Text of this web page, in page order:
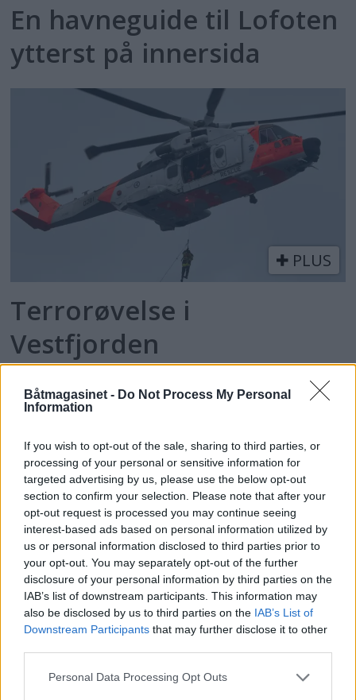
Båtmagasinet - Do Not Process My Personal
Information
If you wish to opt-out of the sale, sharing to third parties, or
processing of your personal or sensitive information for
targeted advertising by us, please use the below opt-out
section to confirm your selection. Please note that after your
opt-out request is processed you may continue seeing
interest-based ads based on personal information utilized by
us or personal information disclosed to third parties prior to
your opt-out. You may separately opt-out of the further
disclosure of your personal information by third parties on the
IAB’s list of downstream participants. This information may
also be disclosed by us to third parties on the IAB’s List of
Downstream Participants that may further disclose it to other
Personal Data Processing Opt Outs
En havneguide til Lofoten
ytterst på innersida
PLUS
Terrorøvelse i
Vestfjorden
PLUS
Øs, pøs, i Brekkestø